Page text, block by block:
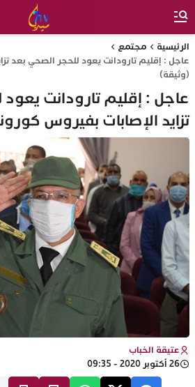
الرئيسية
مجتمع
عاجل : إقليم تارودانت يعود للحجر الصحي بعد
(وثيقة)
عاجل : إقليم تارودانت
تزايد الإصابات بفيروس
عتيقة الخباب
26 أكتوبر 2020 - 09:35